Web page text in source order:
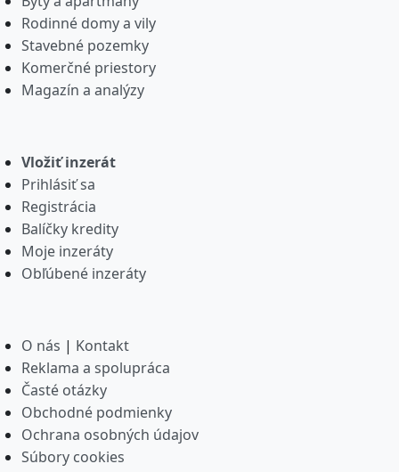
Rodinné domy a vily
Stavebné pozemky
Komerčné priestory
Magazín a analýzy
Vložiť inzerát
Prihlásiť sa
Registrácia
Balíčky kredity
Moje inzeráty
Obľúbené inzeráty
O nás | Kontakt
Reklama a spolupráca
Časté otázky
Obchodné podmienky
Ochrana osobných údajov
Súbory cookies